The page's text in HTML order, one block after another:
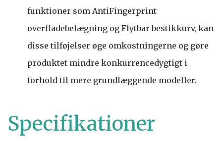
funktioner som AntiFingerprint
overfladebelægning og Flytbar bestikkurv, kan
disse tilføjelser øge omkostningerne og gøre
produktet mindre konkurrencedygtigt i
forhold til mere grundlæggende modeller.
Specifikationer